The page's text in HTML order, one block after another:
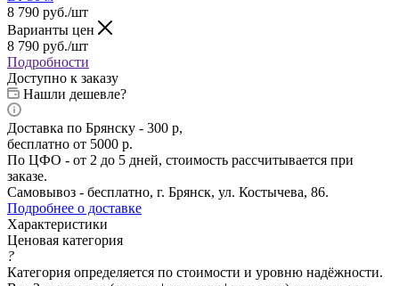
8 790 руб./шт
Варианты цен
8 790 руб./шт
Подробности
Доступно к заказу
Нашли дешевле?
Доставка по Брянску - 300 р,
бесплатно от 5000 р.
По ЦФО - от 2 до 5 дней, стоимость рассчитывается при
заказе.
Самовывоз - бесплатно, г. Брянск, ул. Костычева, 86.
Подробнее о доставке
Характеристики
Ценовая категория
?
Категория определяется по стоимости и уровню надёжности.